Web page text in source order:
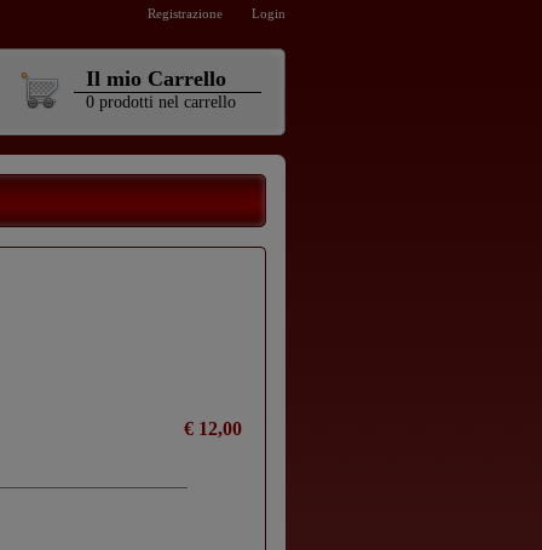
Registrazione Login
Il mio Carrello
0 prodotti nel carrello
€ 12,00